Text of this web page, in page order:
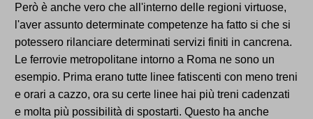
Però è anche vero che all'interno delle regioni virtuose,
l'aver assunto determinate competenze ha fatto si che si
potessero rilanciare determinati servizi finiti in cancrena.
Le ferrovie metropolitane intorno a Roma ne sono un
esempio. Prima erano tutte linee fatiscenti con meno treni
e orari a cazzo, ora su certe linee hai più treni cadenzati
e molta più possibilità di spostarti. Questo ha anche